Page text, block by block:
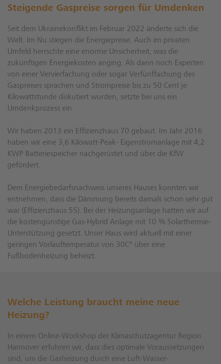
Steigende Gaspreise sorgen für Umdenken
Seit dem Ukrainekonflikt im Februar 2022 änderte sich die
Welt. Im Nu stiegen die Energiepreise. Auch im privaten
Umfeld herrschte eine enorme Unsicherheit, was die
zukünftigen Energiekosten anging. Als dann noch Experten
von einer Vervierfachung oder sogar Verfünffachung des
Gaspreises sprachen und Strompreise bis zu 50 Cent je
Kilowattstunde diskutiert wurden, setzte bei uns ein
Umdenkprozess ein.
Wir haben 2013 ein Effizienzhaus 70 gebaut. Im Jahr 2016
haben wir eine 3,6 Kilowatt-Peak- Eigenstromanlage mit 4,2
KWP Batteriespeicher nachgerüstet und über die KfW
gefördert.
Dem Energiebedarfsnachweis unseres Hauses konnten wir
entnehmen, dass die Dämmung bereits damals schon sehr gut
war (Effizienzhaus 55). Bei der Heizungsanlage hatten wir auf
die kostengünstige Gas-Hybrid Anlage mit 10 % Solarthermie-
Unterstützung gesetzt. Unser Haus wird aktuell mit einer
geringen Vorlauftemperatur von 30C° über eine
Fußbodenheizung beheizt.
Welche Leistung braucht meine neue
Heizung?
In einem Online-Workshop der Klimaschutzagentur Region
Hannover erfuhren wir, dass dies optimale Voraussetzungen
sind, um die Gasheizung durch eine Luft-Wasser-